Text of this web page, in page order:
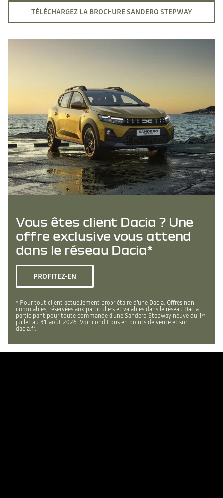
TÉLÉCHARGEZ LA BROCHURE SANDERO STEPWAY
Vous êtes client Dacia ? Une
offre exclusive vous attend
dans le réseau Dacia*
PROFITEZ-EN
* Pour tout client actuellement propriétaire d'une Dacia. Offres non
cumulables, réservées aux particuliers et valables dans le réseau Dacia
participant pour toute commande d'une Sandero Stepway neuve du 1ᵉʳ
juillet au 31 août 2026. Voir conditions en points de vente et sur
dacia.fr.